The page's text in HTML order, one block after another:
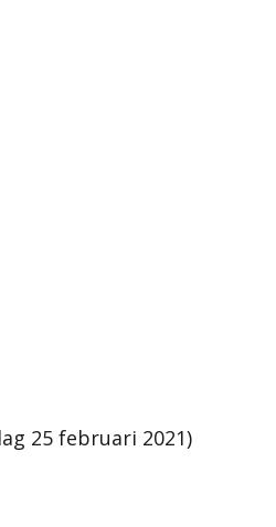
25 februari 2021)